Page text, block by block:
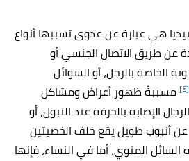
هي عبارة عن عدوى تسببها أنواع
عن طريق الاتصال الجنسي أو
الخاصة بالرجل، أو السوائل
[٤]
مسببةً ظهور أعراض ومشاكل
الإصابة بالحرقة عند التبول، أو
أنبوب طويل يقع خلف الخصيتين
المنوي، أما في النساء، فإنها